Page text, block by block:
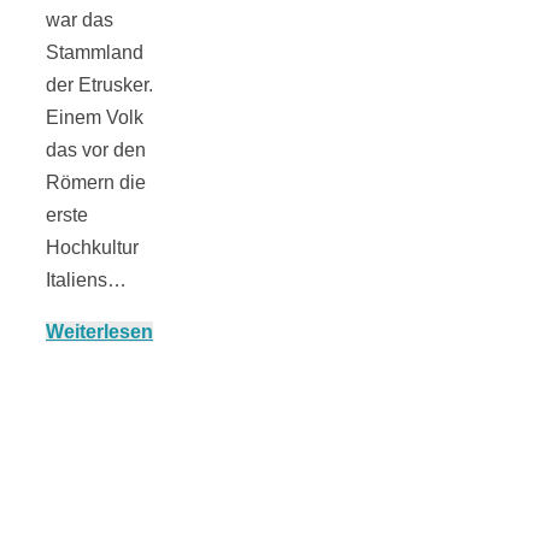
war das
Stammland
der Etrusker.
Einem Volk
das vor den
Römern die
erste
Hochkultur
Italiens…
Weiterlesen